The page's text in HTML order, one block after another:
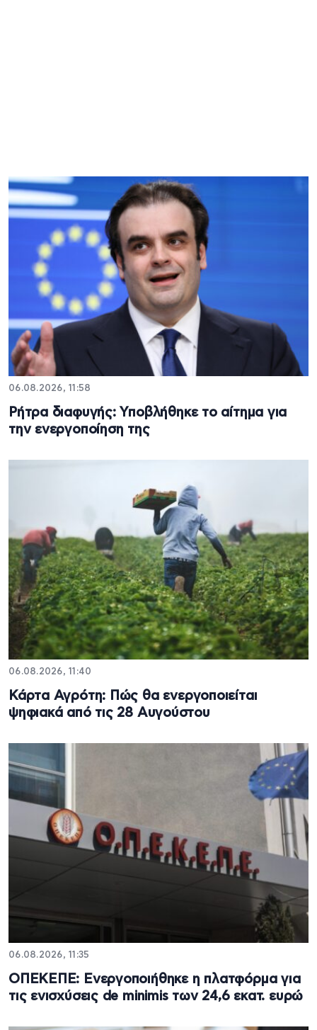
06.08.2026, 11:58
Ρήτρα διαφυγής: Υποβλήθηκε το αίτημα για
την ενεργοποίηση της
06.08.2026, 11:40
Κάρτα Αγρότη: Πώς θα ενεργοποιείται
ψηφιακά από τις 28 Αυγούστου
06.08.2026, 11:35
ΟΠΕΚΕΠΕ: Ενεργοποιήθηκε η πλατφόρμα για
τις ενισχύσεις de minimis των 24,6 εκατ. ευρώ